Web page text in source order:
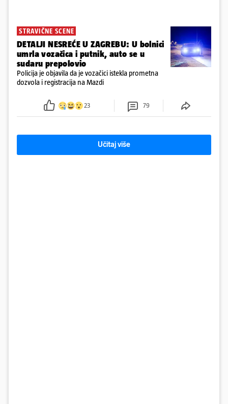
STRAVIČNE SCENE
DETALJI NESREĆE U ZAGREBU: U bolnici
umrla vozačica i putnik, auto se u
sudaru prepolovio
Policija je objavila da je vozačici istekla prometna
dozvola i registracija na Mazdi
23 79
Učitaj više